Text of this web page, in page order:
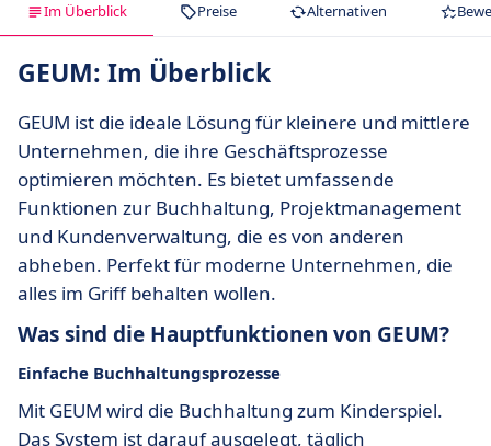
Im Überblick Preise Alternativen
GEUM: Im Überblick
GEUM ist die ideale Lösung für kleinere und mittlere
Unternehmen, die ihre Geschäftsprozesse
optimieren möchten. Es bietet umfassende
Funktionen zur Buchhaltung, Projektmanagement
und Kundenverwaltung, die es von anderen
abheben. Perfekt für moderne Unternehmen, die
alles im Griff behalten wollen.
Was sind die Hauptfunktionen von GEUM?
Einfache Buchhaltungsprozesse
Mit GEUM wird die Buchhaltung zum Kinderspiel.
Das System ist darauf ausgelegt, täglich